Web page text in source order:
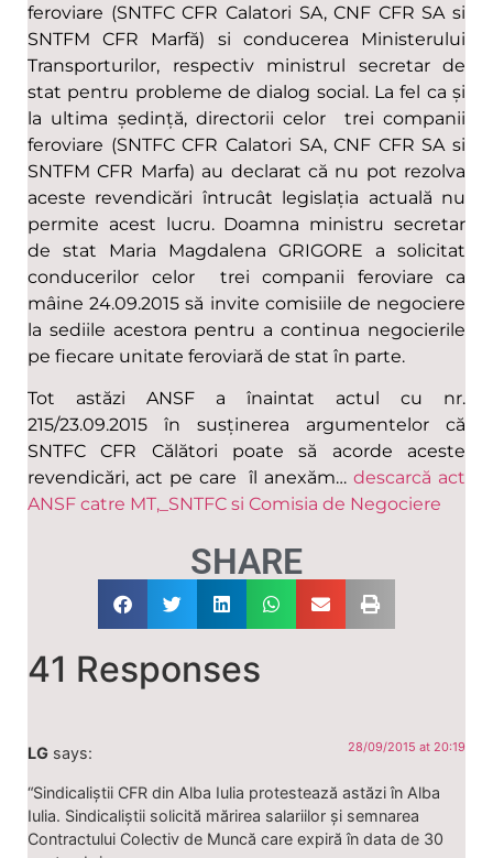
feroviare (SNTFC CFR Calatori SA, CNF CFR SA si
SNTFM CFR Marfă) si conducerea Ministerului
Transporturilor, respectiv ministrul secretar de
stat pentru probleme de dialog social. La fel ca și
la ultima ședință, directorii celor trei companii
feroviare (SNTFC CFR Calatori SA, CNF CFR SA si
SNTFM CFR Marfa) au declarat că nu pot rezolva
aceste revendicări întrucât legislația actuală nu
permite acest lucru. Doamna ministru secretar
de stat Maria Magdalena GRIGORE a solicitat
conducerilor celor trei companii feroviare ca
mâine 24.09.2015 să invite comisiile de negociere
la sediile acestora pentru a continua negocierile
pe fiecare unitate feroviară de stat în parte.
Tot astăzi ANSF a înaintat actul cu nr.
215/23.09.2015 în susținerea argumentelor că
SNTFC CFR Călători poate să acorde aceste
revendicări, act pe care îl anexăm…descarcă act
ANSF catre MT,_SNTFC si Comisia de Negociere
SHARE
41 Responses
LG says: 28/09/2015 at 20:19
“Sindicaliștii CFR din Alba Iulia protestează astăzi în Alba
Iulia. Sindicaliștii solicită mărirea salariilor și semnarea
Contractului Colectiv de Muncă care expiră în data de 30